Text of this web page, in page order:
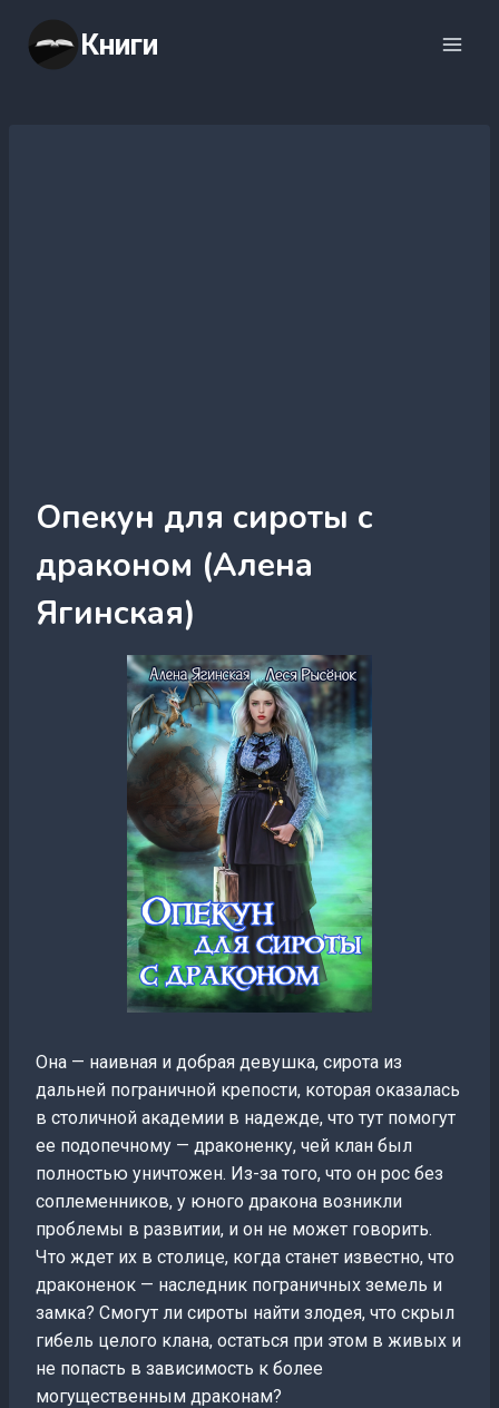
содержимому
Книги
Опекун для сироты с
драконом (Алена
Ягинская)
Она — наивная и добрая девушка, сирота из
дальней пограничной крепости, которая оказалась
в столичной академии в надежде, что тут помогут
ее подопечному — драконенку, чей клан был
полностью уничтожен. Из-за того, что он рос без
соплеменников, у юного дракона возникли
проблемы в развитии, и он не может говорить.
Что ждет их в столице, когда станет известно, что
драконенок — наследник пограничных земель и
замка? Смогут ли сироты найти злодея, что скрыл
гибель целого клана, остаться при этом в живых и
не попасть в зависимость к более
могущественным драконам?